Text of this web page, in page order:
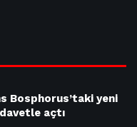
Bosphorus’taki yeni
açtı